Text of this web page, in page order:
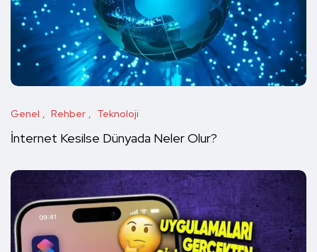
Genel Rehber Teknoloji
İnternet Kesilse Dünyada Neler Olur?